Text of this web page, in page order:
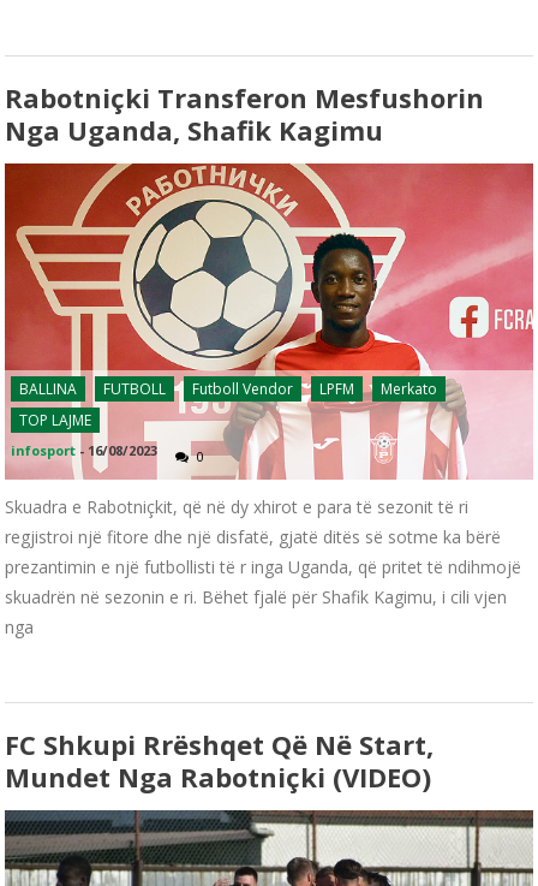
Rabotniçki Transferon Mesfushorin
Nga Uganda, Shafik Kagimu
BALLINA FUTBOLL Futboll Vendor LPFM
Merkato
TOP LAJME
infosport - 16/08/2023 0
Skuadra e Rabotniçkit, që në dy xhirot e para të sezonit të ri
regjistroi një fitore dhe një disfatë, gjatë ditës së sotme ka bërë
prezantimin e një futbollisti të r inga Uganda, që pritet të ndihmojë
skuadrën në sezonin e ri. Bëhet fjalë për Shafik Kagimu, i cili vjen
nga
FC Shkupi Rrëshqet Që Në Start,
Mundet Nga Rabotniçki (VIDEO)